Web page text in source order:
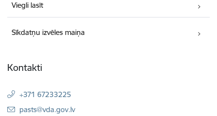
Viegli lasīt
Sīkdatņu izvēles maiņa
Kontakti
+371 67233225
E-pasts:
pasts@vda.gov.lv